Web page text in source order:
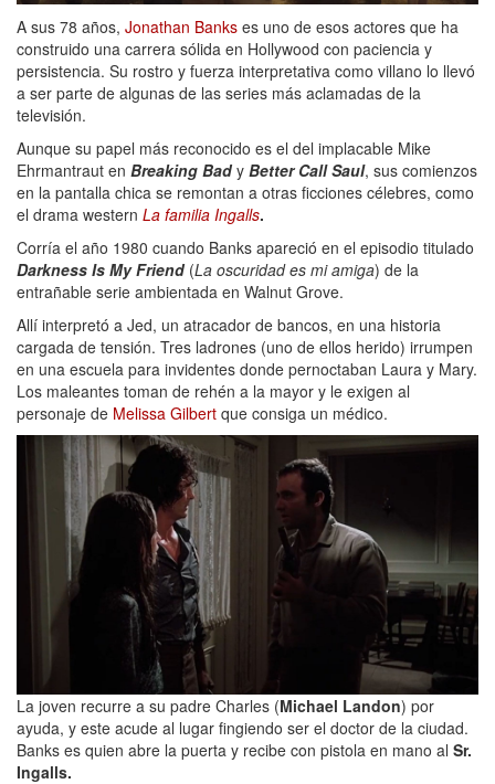
A sus 78 años, Jonathan Banks es uno de esos actores que ha
construido una carrera sólida en Hollywood con paciencia y
persistencia. Su rostro y fuerza interpretativa como villano lo llevó
a ser parte de algunas de las series más aclamadas de la
televisión.
Aunque su papel más reconocido es el del implacable Mike
Ehrmantraut en Breaking Bady Better Call Saul, sus comienzos
en la pantalla chica se remontan a otras ficciones célebres, como
el drama western La familia Ingalls.
Corría el año 1980 cuando Banks apareció en el episodio titulado
Darkness Is My Friend(La oscuridad es mi amiga) de la
entrañable serie ambientada en Walnut Grove.
Allí interpretó a Jed, un atracador de bancos, en una historia
cargada de tensión. Tres ladrones (uno de ellos herido) irrumpen
en una escuela para invidentes donde pernoctaban Laura y Mary.
Los maleantes toman de rehén a la mayor y le exigen al
personaje de Melissa Gilbert que consiga un médico.
La joven recurre a su padre Charles (Michael Landon) por
ayuda, y este acude al lugar fingiendo ser el doctor de la ciudad.
Banks es quien abre la puerta y recibe con pistola en mano al Sr.
Ingalls.